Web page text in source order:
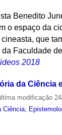
Benedito
o espaço da
que
Faculdade
2018
da Ciência
modificação